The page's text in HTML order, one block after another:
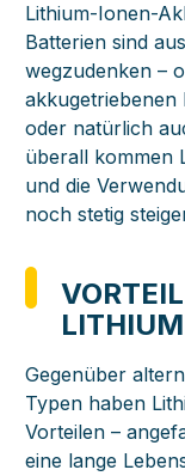
Lithium-Ionen-
Batterien sind
wegzudenken –
oder natürlich
überall kommen
und die
noch stetig
Gegenüber
Typen haben
Vorteilen –
eine lange